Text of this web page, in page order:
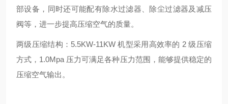
部设备，同时还可能配有除水过滤器、除尘过滤器及减压
阀等，进一步提高压缩空气的质量。
两级压缩结构：5.5KW-11KW 机型采用高效率的 2 级压缩
方式，1.0Mpa 压力可满足各种压力范围，能够提供稳定的
压缩空气输出。